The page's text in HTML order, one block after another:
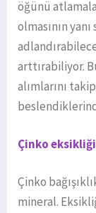
öğünü
olmasının
arttırabiliyor.
alımlarını
Çinko
Çinko
mineral.